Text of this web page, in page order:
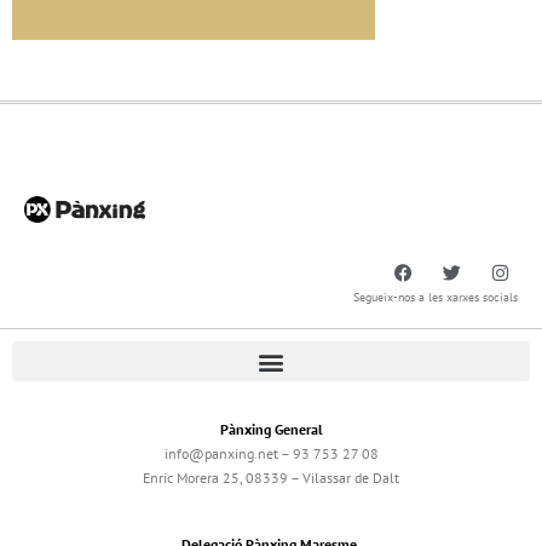
Segueix-nos a les xarxes socials
Pànxing General
info@panxing.net – 93 753 27 08
Enric Morera 25, 08339 – Vilassar de Dalt